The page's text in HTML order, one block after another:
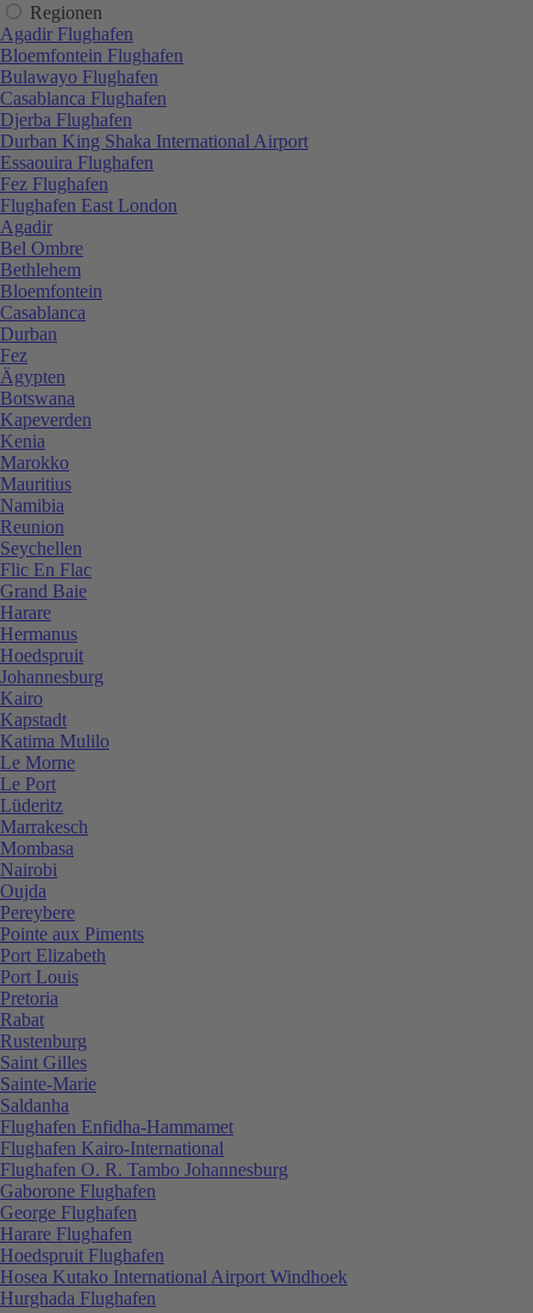
Regionen
Agadir Flughafen
Bloemfontein Flughafen
Bulawayo Flughafen
Casablanca Flughafen
Djerba Flughafen
Durban King Shaka International Airport
Essaouira Flughafen
Fez Flughafen
Flughafen East London
Agadir
Bel Ombre
Bethlehem
Bloemfontein
Casablanca
Durban
Fez
Ägypten
Botswana
Kapeverden
Kenia
Marokko
Mauritius
Namibia
Reunion
Seychellen
Flic En Flac
Grand Baie
Harare
Hermanus
Hoedspruit
Johannesburg
Kairo
Kapstadt
Katima Mulilo
Le Morne
Le Port
Lüderitz
Marrakesch
Mombasa
Nairobi
Oujda
Pereybere
Pointe aux Piments
Port Elizabeth
Port Louis
Pretoria
Rabat
Rustenburg
Saint Gilles
Sainte-Marie
Saldanha
Flughafen Enfidha-Hammamet
Flughafen Kairo-International
Flughafen O. R. Tambo Johannesburg
Gaborone Flughafen
George Flughafen
Harare Flughafen
Hoedspruit Flughafen
Hosea Kutako International Airport Windhoek
Hurghada Flughafen